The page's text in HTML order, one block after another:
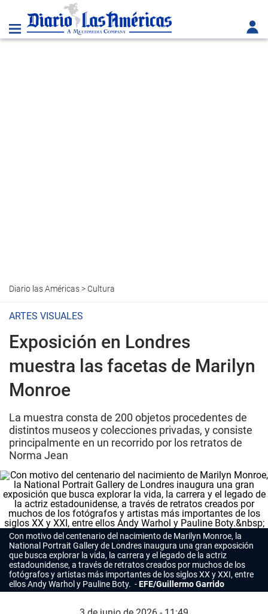
Diario las Américas> Cultura
ARTES VISUALES
Exposición en Londres
muestra las facetas de Marilyn
Monroe
La muestra consta de 200 objetos procedentes de
distintos museos y colecciones privadas, y consiste
principalmente en un recorrido por los retratos de
Norma Jean
Con motivo del centenario del nacimiento de Marilyn Monroe, la
National Portrait Gallery de Londres inaugura una gran exposición
que busca explorar la vida, la carrera y el legado de la actriz
estadounidense, a través de retratos creados por muchos de los
fotógrafos y artistas más importantes de los siglos XX y XXI, entre
ellos Andy Warhol y Pauline Boty.
EFE/Guillermo Garrido